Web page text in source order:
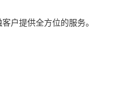
户提供全方位的服务。